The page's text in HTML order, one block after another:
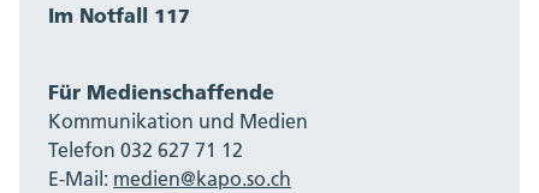
Im Notfall 117
Für Medienschaffende
Kommunikation und Medien
Telefon 032 627 71 12
E-Mail: medien@kapo.so.ch